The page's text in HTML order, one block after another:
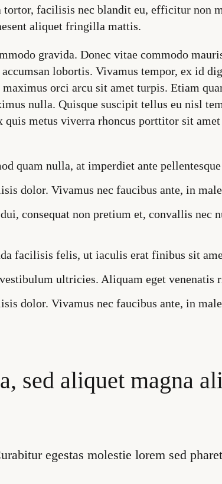
tortor, facilisis nec blandit eu, efficitur non
aliquet fringilla mattis.
gravida. Donec vitae commodo
lobortis. Vivamus tempor, ex id
orci arcu sit amet turpis. Etiam
nulla. Quisque suscipit tellus eu nisl
quis metus viverra rhoncus porttitor sit
quam nulla, at imperdiet ante
dolor. Vivamus nec faucibus ante, in
consequat non pretium et, convallis nec
facilisis felis, ut iaculis erat finibus sit
ultricies. Aliquam eget
dolor. Vivamus nec faucibus ante, in
sed aliquet magna
egestas molestie lorem sed